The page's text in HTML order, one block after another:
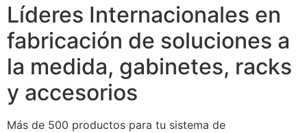
Líderes Internacionales en
fabricación de soluciones a
la medida, gabinetes, racks
y accesorios
Más de 500 productos para tu sistema de